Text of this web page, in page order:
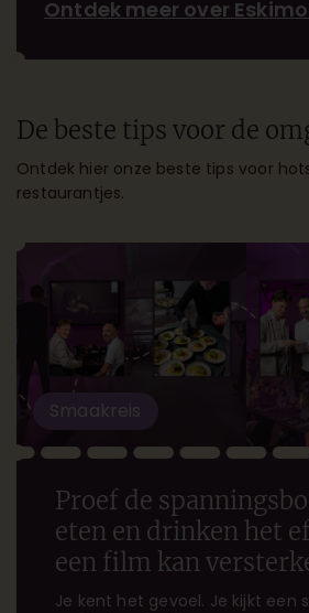
binnen in een wereld waar het
Gent. De Eskimofabriek biedt een inspirerende
ambiance die elke bijeenkomst,
evenement, onvergetelijk maakt.
blijft hangen.
Ontdek meer over
De beste tips voor de
Ontdek hier onze beste tips voor
restaurantjes.
Smaakreis
Proef de
eten en drinken het
een film kan
Je kent het gevoel. Je kijkt een